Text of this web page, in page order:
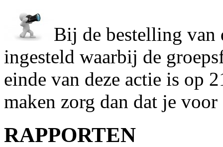
Bij de bestelling van
ingesteld waarbij de
einde van deze actie is op
maken zorg dan dat je
RAPPORTEN